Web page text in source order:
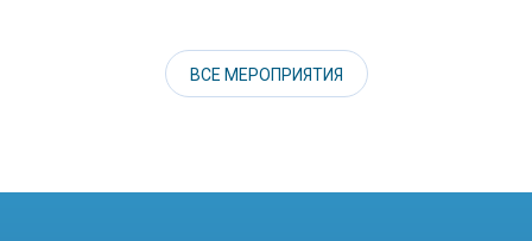
ВСЕ МЕРОПРИЯТИЯ